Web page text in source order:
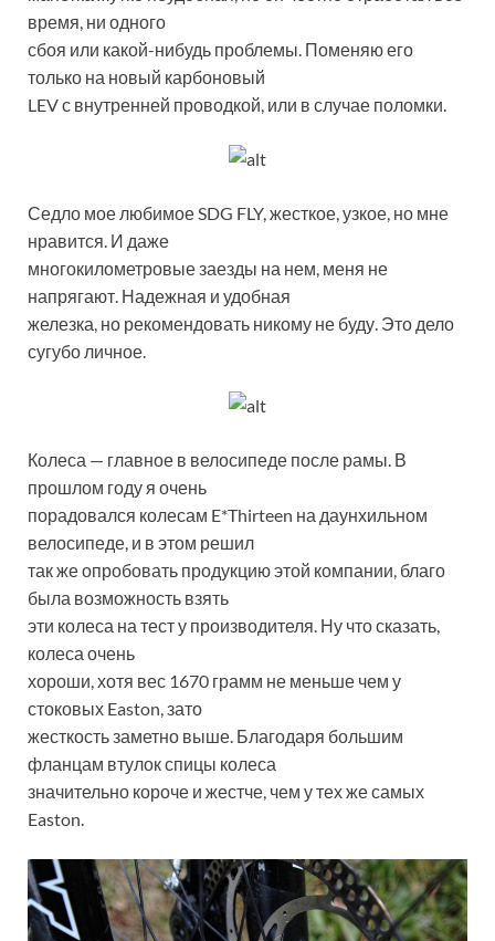
время, ни одного
сбоя или какой-нибудь проблемы. Поменяю его
только на новый карбоновый
LEV с внутренней проводкой, или в случае поломки.
Седло мое любимое SDG FLY, жесткое, узкое, но мне
нравится. И даже
многокилометровые заезды на нем, меня не
напрягают. Надежная и удобная
железка, но рекомендовать никому не буду. Это дело
сугубо личное.
Колеса — главное в велосипеде после рамы. В
прошлом году я очень
порадовался колесам E*Thirteen на даунхильном
велосипеде, и в этом решил
так же опробовать продукцию этой компании, благо
была возможность взять
эти колеса на тест у производителя. Ну что сказать,
колеса очень
хороши, хотя вес 1670 грамм не меньше чем у
стоковых Easton, зато
жесткость заметно выше. Благодаря большим
фланцам втулок спицы колеса
значительно короче и жестче, чем у тех же самых
Easton.